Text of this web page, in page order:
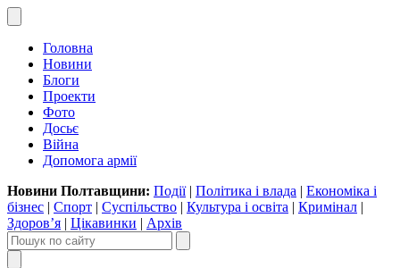
Головна
Новини
Блоги
Проекти
Фото
Досьє
Війна
Допомога армії
Новини Полтавщини: Події| Політика і влада | Економіка і
бізнес | Спорт | Суспільство | Культура і освіта | Кримінал |
Здоров’я | Цікавинки | Архів